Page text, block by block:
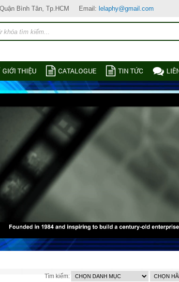
Bình Tân, Tp.HCM Email: lelaphy@gmail.com
GIỚI THIỆU CATALOGUE TIN TỨC
Tìm kiếm: